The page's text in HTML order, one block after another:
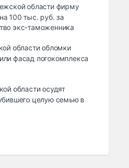
области фирму
100 тыс. руб. за
экс-таможенника
области обломки
фасад логокомплекса
области осудят
целую семью в